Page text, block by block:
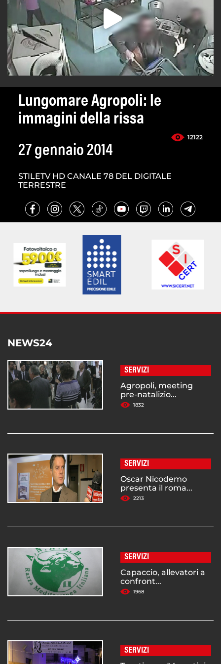
Lungomare Agropoli: le
immagini della rissa
12122
27 gennaio 2014
STILETV HD CANALE 78 DEL DIGITALE
TERRESTRE
NEWS24
SERVIZI
Agropoli, meeting
pre-natalizio...
1832
SERVIZI
Oscar Nicodemo
presenta il roma...
2213
SERVIZI
Capaccio, allevatori a
confront...
1968
SERVIZI